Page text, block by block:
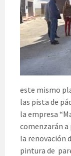
este mismo
las pista de
la empresa
comenzarán
la renovación
pintura de